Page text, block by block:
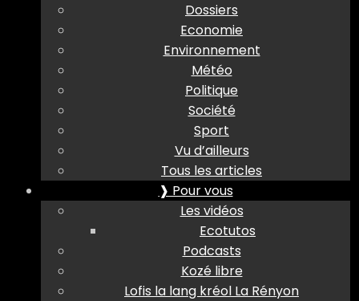
Dossiers
Economie
Environnement
Météo
Politique
Société
Sport
Vu d’ailleurs
Tous les articles
❱ Pour vous
Les vidéos
Ecotutos
Podcasts
Kozé libre
Lofis la lang kréol La Rényon